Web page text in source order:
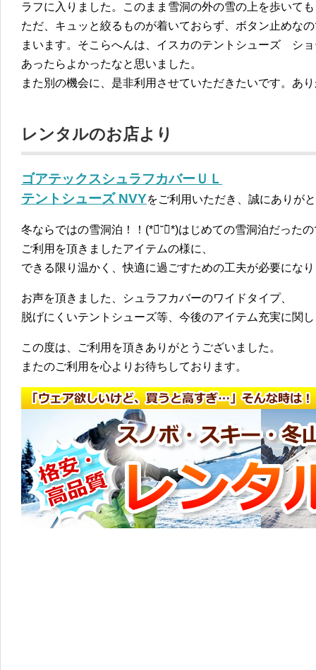
ラフに入りました。このまま雪洞の外の雪の上を歩いて
ただ、キュッと絞るものが着いておらず、ボタン止めな
まいます。そこらへんは、イスカのテントシューズ シ
あったらよかったなと思いました。
また別の機会に、是非利用させていただきたいです。あ
レンタルのお店より
ゴアテックスシュラフカバーＵＬ
テントシューズ NVYをご利用いただき、誠にありが
冬ならではの雪洞泊！！(*ฅ́˘ฅ̀*)はじめての雪洞泊だった
ご利用を頂きましたアイテムの様に、
できる限り温かく、快適に過ごすための工夫が必要にな
お声を頂きました、シュラフカバーのワイドタイプ、
脱げにくいテントシューズ等、今後のアイテム充実に関
この度は、ご利用を頂きありがとうございました。
またのご利用を心よりお待ちしております。